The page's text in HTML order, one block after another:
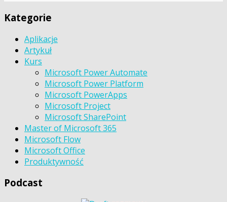
Kategorie
Aplikacje
Artykuł
Kurs
Microsoft Power Automate
Microsoft Power Platform
Microsoft PowerApps
Microsoft Project
Microsoft SharePoint
Master of Microsoft 365
Microsoft Flow
Microsoft Office
Produktywność
Podcast